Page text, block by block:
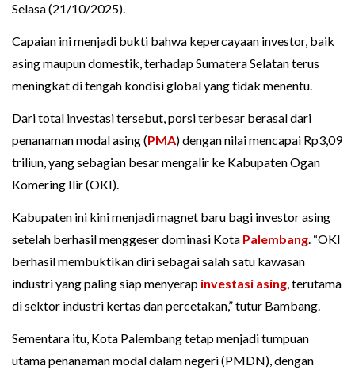
Selasa (21/10/2025).
Capaian ini menjadi bukti bahwa kepercayaan investor, baik
asing maupun domestik, terhadap Sumatera Selatan terus
meningkat di tengah kondisi global yang tidak menentu.
Dari total investasi tersebut, porsi terbesar berasal dari
penanaman modal asing (PMA) dengan nilai mencapai Rp3,09
triliun, yang sebagian besar mengalir ke Kabupaten Ogan
Komering Ilir (OKI).
Kabupaten ini kini menjadi magnet baru bagi investor asing
setelah berhasil menggeser dominasi Kota Palembang. “OKI
berhasil membuktikan diri sebagai salah satu kawasan
industri yang paling siap menyerap investasi asing, terutama
di sektor industri kertas dan percetakan,” tutur Bambang.
Sementara itu, Kota Palembang tetap menjadi tumpuan
utama penanaman modal dalam negeri (PMDN), dengan